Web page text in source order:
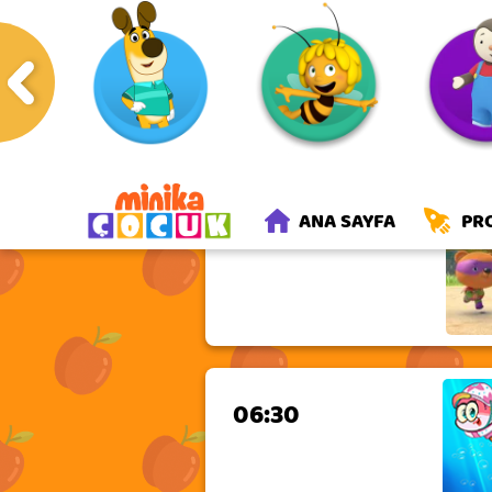
ANA SAYFA
YAYIN AKIŞI
Cuma
07 Ağustos
Cumartesi
08 Ağustos
06:00
06:30